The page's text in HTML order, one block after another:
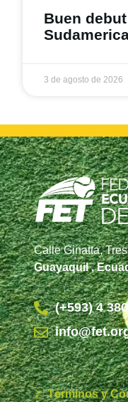
Buen
3 de agosto de 2026
Calle Ginatta,
Guayaquil ,
(+593) 4
Términos y